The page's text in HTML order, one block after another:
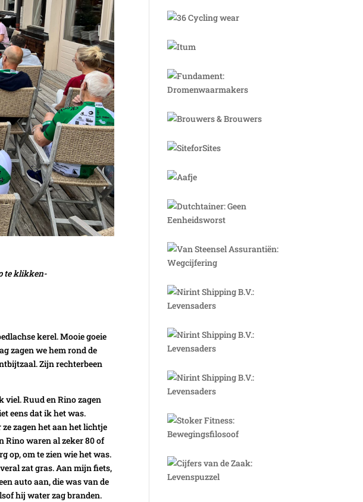
te klikken-
kerel. Mooie goeie
zagen we hem rond de
Zijn rechterbeen
viel. Ruud en Rino zagen
eens dat ik het was.
zagen het aan het lichtje
Rino waren al zeker 80 of
op, om te zien wie het was.
zat gras. Aan mijn fiets,
auto aan, die was van de
hij water zag branden.